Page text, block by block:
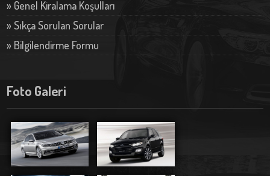
» Genel Kiralama Koşulları
» Sıkça Sorulan Sorular
» Bilgilendirme Formu
Foto Galeri